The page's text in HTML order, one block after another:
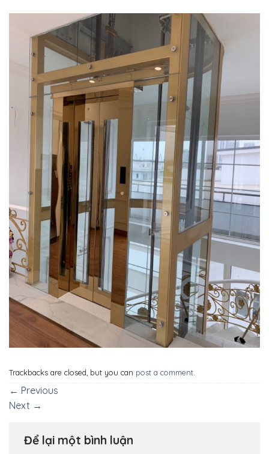
Trackbacks are closed, but you can post a comment
← Previous
Next →
Để lại một bình luận